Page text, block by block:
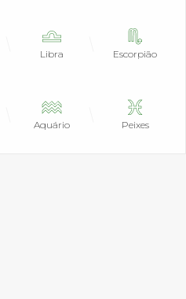
Libra Escorpião
Aquário Peixes